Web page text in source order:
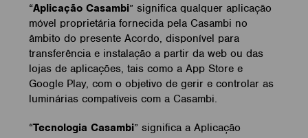
“Aplicação Casambi” significa qualquer aplicação
móvel proprietária fornecida pela Casambi no
âmbito do presente Acordo, disponível para
transferência e instalação a partir da web ou das
lojas de aplicações, tais como a App Store e
Google Play, com o objetivo de gerir e controlar as
luminárias compatíveis com a Casambi.
“Tecnologia Casambi” significa a Aplicação